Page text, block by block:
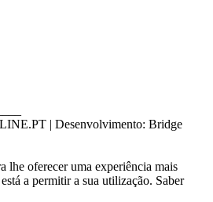
| Desenvolvimento: Bridge
lhe oferecer uma experiência mais
a permitir a sua utilização. Saber